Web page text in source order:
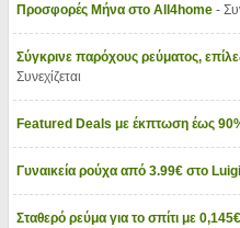
Προσφορές Μήνα στο All4home -
Σύγκρινε παρόχους ρεύματος,
Συνεχίζεται
Featured Deals με έκπτωση έως
Γυναικεία ρούχα από 3.99€ στο Luigi
Σταθερό ρεύμα για το σπίτι με